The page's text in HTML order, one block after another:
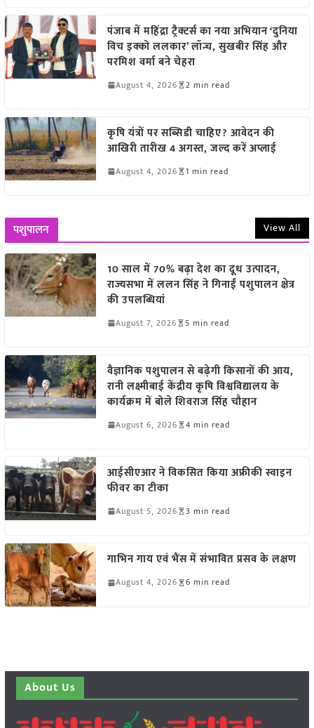
पंजाब में महिंद्रा ट्रैक्टर्स का नया अभियान ‘दुनिया
विच इक्को ललकार’ लॉन्च, सुखबीर सिंह और
परमिश वर्मा बने चेहरा
August 4, 2026 2 min read
कृषि यंत्रों पर सब्सिडी चाहिए? आवेदन की
आखिरी तारीख 4 अगस्त, जल्द करें अप्लाई
August 4, 2026 1 min read
पशुपालन View All
10 साल में 70% बढ़ा देश का दूध उत्पादन,
राज्यसभा में ललन सिंह ने गिनाईं पशुपालन क्षेत्र
की उपलब्धियां
August 7, 2026 5 min read
वैज्ञानिक पशुपालन से बढ़ेगी किसानों की आय,
रानी लक्ष्मीबाई केंद्रीय कृषि विश्वविद्यालय के
कार्यक्रम में बोले शिवराज सिंह चौहान
August 6, 2026 4 min read
आईसीएआर ने विकसित किया अफ्रीकी स्वाइन
फीवर का टीका
August 5, 2026 3 min read
गाभिन गाय एवं भैंस में संभावित प्रसव के लक्षण
August 4, 2026 6 min read
About Us